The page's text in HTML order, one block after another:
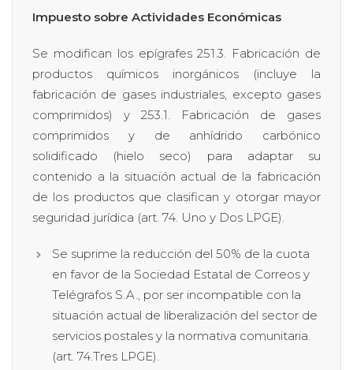
Impuesto sobre Actividades Económicas
Se modifican los epígrafes 251.3. Fabricación de
productos químicos inorgánicos (incluye la
fabricación de gases industriales, excepto gases
comprimidos) y 253.1. Fabricación de gases
comprimidos y de anhídrido carbónico
solidificado (hielo seco) para adaptar su
contenido a la situación actual de la fabricación
de los productos que clasifican y otorgar mayor
seguridad jurídica (art. 74. Uno y Dos LPGE).
Se suprime la reducción del 50% de la cuota
en favor de la Sociedad Estatal de Correos y
Telégrafos S.A., por ser incompatible con la
situación actual de liberalización del sector de
servicios postales y la normativa comunitaria.
(art. 74.Tres LPGE).